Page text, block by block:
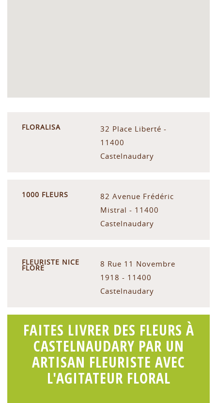
FLORALISA
32 Place Liberté -
11400
Castelnaudary
1000 FLEURS
82 Avenue Frédéric
Mistral - 11400
Castelnaudary
FLEURISTE NICE
FLORE
8 Rue 11 Novembre
1918 - 11400
Castelnaudary
FAITES LIVRER DES FLEURS À
CASTELNAUDARY PAR UN
ARTISAN FLEURISTE AVEC
L'AGITATEUR FLORAL